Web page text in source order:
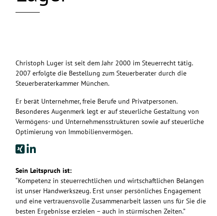
Christoph Luger ist seit dem Jahr 2000 im Steuerrecht tätig.
2007 erfolgte die Bestellung zum Steuerberater durch die
Steuerberaterkammer München.
Er berät Unternehmer, freie Berufe und Privatpersonen.
Besonderes Augenmerk legt er auf steuerliche Gestaltung von
Vermögens- und Unternehmensstrukturen sowie auf steuerliche
Optimierung von Immobilienvermögen.
Sein Leitspruch ist:
“Kompetenz in steuerrechtlichen und wirtschaftlichen Belangen
ist unser Handwerkszeug. Erst unser persönliches Engagement
und eine vertrauensvolle Zusammenarbeit lassen uns für Sie die
besten Ergebnisse erzielen – auch in stürmischen Zeiten.”